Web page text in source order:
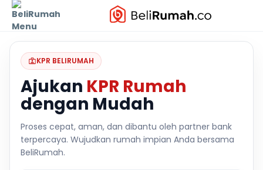
KPR BELIRUMAH
Ajukan KPR Rumah
dengan Mudah
Proses cepat, aman, dan dibantu oleh partner bank
terpercaya. Wujudkan rumah impian Anda bersama
BeliRumah.